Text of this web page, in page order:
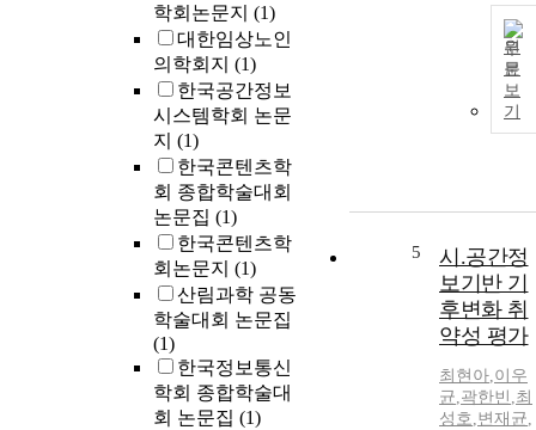
학회논문지 (1)
대한임상노인
의학회지 (1)
한국공간정보
시스템학회 논문
지 (1)
한국콘텐츠학
회 종합학술대회
논문집 (1)
한국콘텐츠학
회논문지 (1)
산림과학 공동
학술대회 논문집
(1)
한국정보통신
학회 종합학술대
회 논문집 (1)
원
문
보
기
5
시.공간정
보기반 기
후변화 취
약성 평가
최현아,이우
균,곽한빈 ,최
성호,변재균,